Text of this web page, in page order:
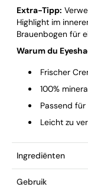
Extra-Tipp:
Highlight im
Brauenbogen für
Warum du
Frischer
100%
Passend
Leicht zu
Ingrediënten
Gebruik